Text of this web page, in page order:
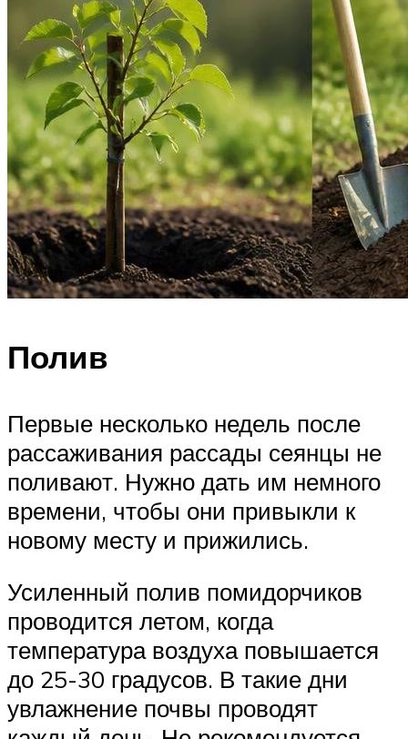
Полив
Первые несколько недель после
рассаживания рассады сеянцы не
поливают. Нужно дать им немного
времени, чтобы они привыкли к
новому месту и прижились.
Усиленный полив помидорчиков
проводится летом, когда
температура воздуха повышается
до 25-30 градусов. В такие дни
увлажнение почвы проводят